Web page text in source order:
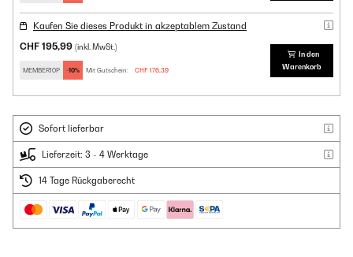
Kaufen Sie dieses Produkt in akzeptablem Zustand
CHF 195,99 (inkl. MwSt.)
MEMBER10P -10% Mit Gutschein: CHF 176,39
In den
Warenkorb
Sofort lieferbar
Lieferzeit: 3 - 4 Werktage
14 Tage Rückgaberecht